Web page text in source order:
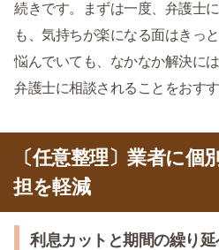
続きです。まずは一度、弁護士
も、気持ちが楽になる面はきっ
悩んでいても、なかなか解決に
弁護士に相談されることをおすす
〔任意整理〕業者に個
担を軽減
利息カットと期間の繰り